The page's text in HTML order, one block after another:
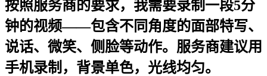
按照服务商的要求，我需要录制一段5分
钟的视频——包含不同角度的面部特写、
说话、微笑、侧脸等动作。服务商建议用
手机录制，背景单色，光线均匀。